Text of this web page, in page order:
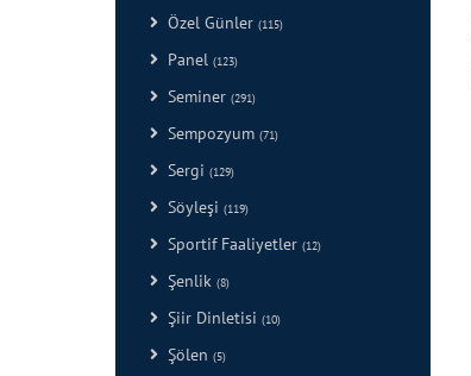
Özel Günler (115)
Panel (123)
Seminer (291)
Sempozyum (71)
Sergi (129)
Söyleşi (119)
Sportif Faaliyetler (12)
Şenlik (8)
Şiir Dinletisi (10)
Şölen (5)